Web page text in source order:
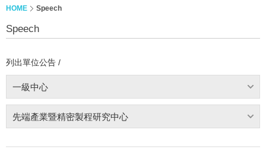
HOME Speech
Speech
列出單位公告 /
一級中心
先端產業暨精密製程研究中心